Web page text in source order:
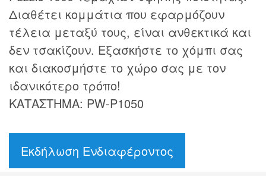
Διαθέτει κομμάτια που εφαρμόζουν
τέλεια μεταξύ τους, είναι ανθεκτικά και
δεν τσακίζουν. Εξασκήστε το χόμπι σας
και διακοσμήστε το χώρο σας με τον
ιδανικότερο τρόπο!
ΚΑΤΑΣΤΗΜΑ: PW-P1050
Εκδήλωση Ενδιαφέροντος